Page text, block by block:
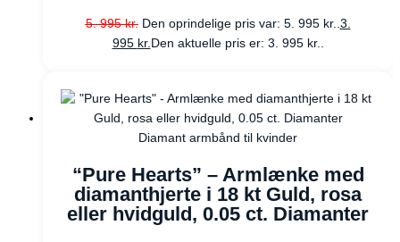
5. 995kr. Den oprindelige pris var: 5. 995 kr..3.
995 kr. Den aktuelle pris er: 3. 995 kr..
Diamant armbånd til kvinder
“Pure Hearts” – Armlænke med
diamanthjerte i 18 kt Guld, rosa
eller hvidguld, 0.05 ct. Diamanter